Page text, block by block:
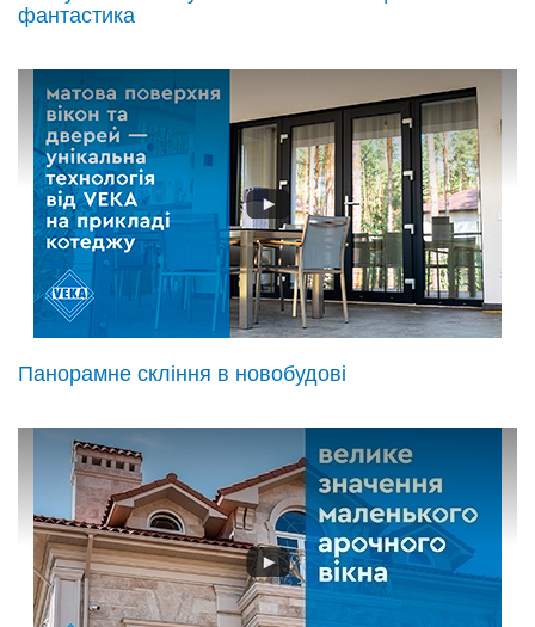
фантастика
Панорамне скління в новобудові